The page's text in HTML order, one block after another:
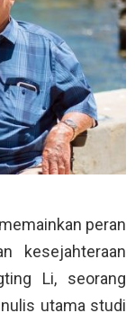
peran
kesejahteraan
Li, seorang
utama studi